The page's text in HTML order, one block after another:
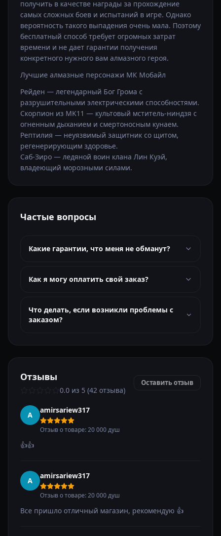
получить в качестве награды за прохождение
самых сложных боев и испытаний в игре. Однако
вероятность такого выпадения очень мала. Поэтому
бесплатный способ требует огромных затрат
времени и не дает гарантии получения
конкретного нужного вам алмазного героя.
Лучшие алмазные персонажи МК Мобайл
Рейден — легендарный Бог Грома с
разрушительными электрическими способностями.
Скорпион из MK11 — культовый мститель-ниндзя с
огненным дыханием и смертоносным кунаем.
Рептилия — неуязвимый защитник со щитом,
регенерирующим здоровье.
Саб-Зиро — ледяной воин клана Лин Куэй,
владеющий морозными силами.
Частые вопросы
Какие гарантии, что меня не обманут?
Как я могу оплатить свой заказ?
Что делать, если возникли проблемы с
заказом?
Отзывы
0.0 из 5 (42 отзыва)
Оставить отзыв
A
amirsariew317
Отзыв о товаре: 20 000 душ
👍👍
A
amirsariew317
Отзыв о товаре: 20 000 душ
Все пришло отличный магазин, рекомендую 👍